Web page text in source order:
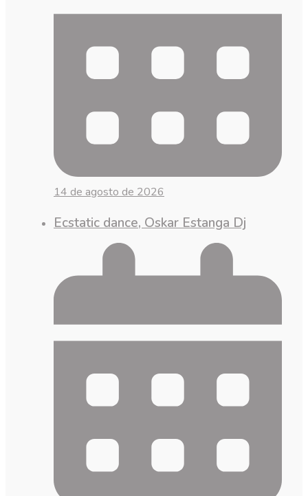
14 de agosto de 2026
Ecstatic dance, Oskar Estanga Dj